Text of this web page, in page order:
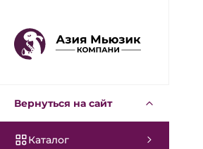
Вернуться на сайт
Каталог